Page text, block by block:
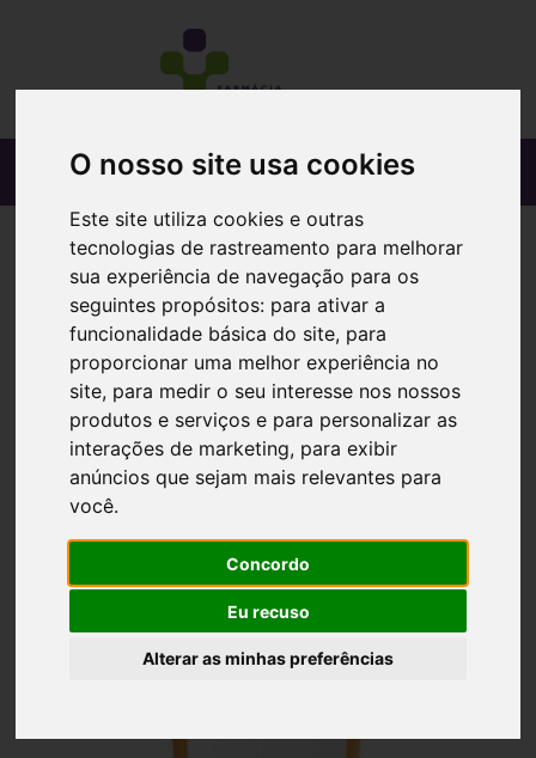
O nosso site usa cookies
Este site utiliza cookies e outras
tecnologias de rastreamento para melhorar
sua experiência de navegação para os
seguintes propósitos: para ativar a
funcionalidade básica do site, para
proporcionar uma melhor experiência no
site, para medir o seu interesse nos nossos
produtos e serviços e para personalizar as
interações de marketing, para exibir
anúncios que sejam mais relevantes para
você.
Concordo
Eu recuso
Alterar as minhas preferências